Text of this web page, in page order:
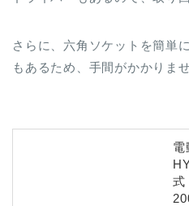
さらに、六角ソケットを簡単
もあるため、手間がかかりませ
電
式